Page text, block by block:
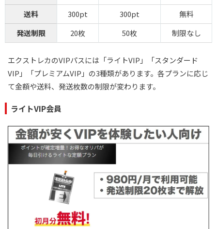
送料 300pt 300pt
無料
発送制限
20枚 50枚 制限なし
エクストレカのVIPパスには「ライトVIP」「スタンダード
VIP」「プレミアムVIP」の3種類があります。各プランに応じ
て金額や送料、発送枚数の制限が変わります。
ライトVIP会員